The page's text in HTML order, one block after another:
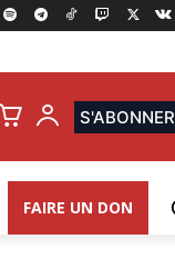
S'ABONNER
FAIRE UN DON